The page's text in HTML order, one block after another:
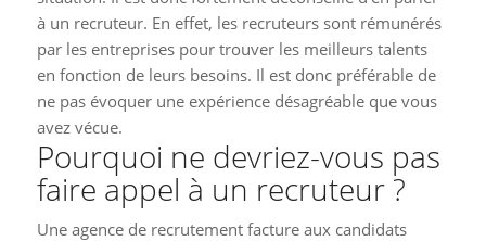
à un recruteur. En effet, les recruteurs sont rémunérés
par les entreprises pour trouver les meilleurs talents
en fonction de leurs besoins. Il est donc préférable de
ne pas évoquer une expérience désagréable que vous
avez vécue.
Pourquoi ne devriez-vous pas
faire appel à un recruteur ?
Une agence de recrutement facture aux candidats